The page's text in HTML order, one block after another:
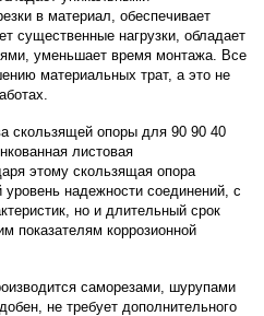
в материал, обеспечивает
существенные нагрузки, обладает
уменьшает время монтажа. Все
материальных трат, а это не
скользящей опоры для 90 90 40
листовая
этому скользящая опора
уровень надежности соединений, с
но и длительный срок
показателям коррозионной
саморезами, шурупами
не требует дополнительного